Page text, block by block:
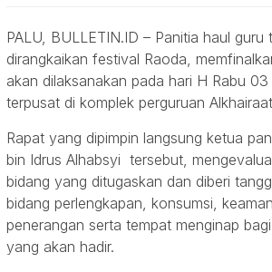
PALU, BULLETIN.ID – Panitia haul
dirangkaikan festival Raoda,
akan dilaksanakan pada hari H Rabu
terpusat di komplek perguruan
Rapat yang dipimpin langsung ketua
bin Idrus Alhabsyi tersebut,
bidang yang ditugaskan dan diberi
bidang perlengkapan, konsumsi,
penerangan serta tempat menginap
yang akan hadir.